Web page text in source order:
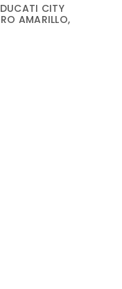
DUCATI CITY
AMARILLO,